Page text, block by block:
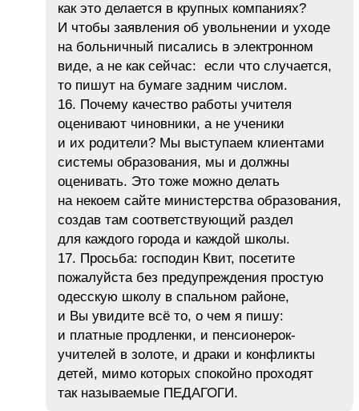
как это делается в крупных компаниях?
И чтобы заявления об увольнении и уходе
на больничный писались в электронном
виде, а не как сейчас: если что случается,
то пишут на бумаге задним числом.
16. Почему качество работы учителя
оценивают чиновники, а не ученики
и их родители? Мы выступаем клиентами
системы образования, мы и должны
оценивать. Это тоже можно делать
на некоем сайте министерства образования,
создав там соответствующий раздел
для каждого города и каждой школы.
17. Просьба: господин Квит, посетите
пожалуйста без предупреждения простую
одесскую школу в спальном районе,
и Вы увидите всё то, о чем я пишу:
и платные продленки, и пенсионерок-
учителей в золоте, и драки и конфликты
детей, мимо которых спокойно проходят
так называемые ПЕДАГОГИ.